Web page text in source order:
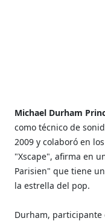
Michael Durham
como técnico de
2009 y colaboró en
"Xscape", afirma en
Parisien" que tiene
la estrella del pop.
Durham,